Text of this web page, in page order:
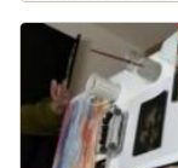
der
können die
einen